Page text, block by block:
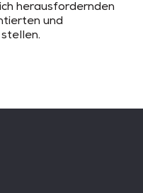
herausfordernden
und